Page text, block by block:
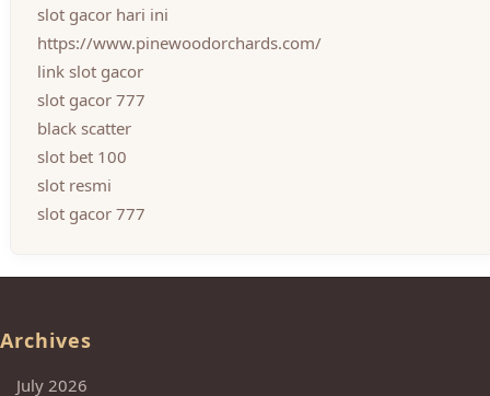
slot gacor hari ini
https://www.pinewoodorchards.com/
link slot gacor
slot gacor 777
black scatter
slot bet 100
slot resmi
slot gacor 777
Archives
July 2026